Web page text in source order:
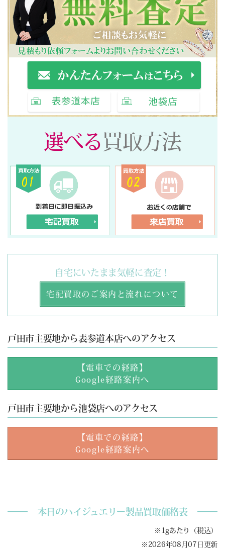
選べる買取方法
自宅にいたまま気軽に査定！
宅配買取のご案内と流れについて
戸田市主要地から表参道本店へのアクセス
【電車での経路】
Google経路案内へ
戸田市主要地から池袋店へのアクセス
【電車での経路】
Google経路案内へ
本日のハイジュエリー製品買取価格表
※1gあたり（税込）
※2026年08月07日更新